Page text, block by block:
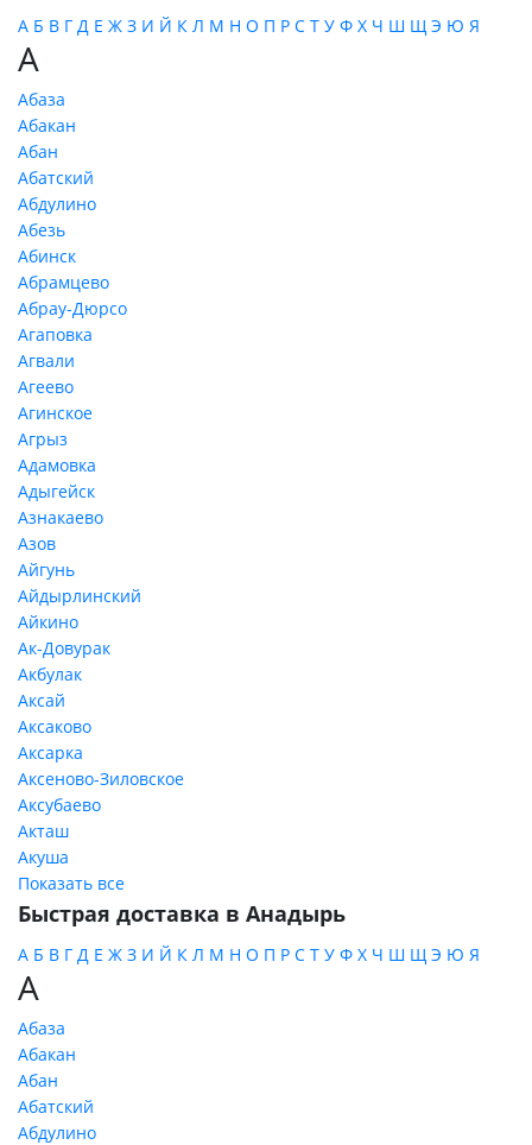
А Б В Г Д Е Ж З И Й К Л М Н О П Р С Т У Ф Х Ч Ш Щ Э Ю Я
А
Абаза
Абакан
Абан
Абатский
Абдулино
Абезь
Абинск
Абрамцево
Абрау-Дюрсо
Агаповка
Агвали
Агеево
Агинское
Агрыз
Адамовка
Адыгейск
Азнакаево
Азов
Айгунь
Айдырлинский
Айкино
Ак-Довурак
Акбулак
Аксай
Аксаково
Аксарка
Аксеново-Зиловское
Аксубаево
Акташ
Акуша
Показать все
Быстрая доставка в Анадырь
А Б В Г Д Е Ж З И Й К Л М Н О П Р С Т У Ф Х Ч Ш Щ Э Ю Я
А
Абаза
Абакан
Абан
Абатский
Абдулино